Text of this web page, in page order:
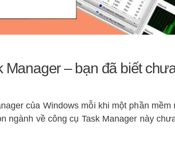
Manager – bạn đã biết
của Windows mỗi khi một phần mềm
ngành về công cụ Task Manager này